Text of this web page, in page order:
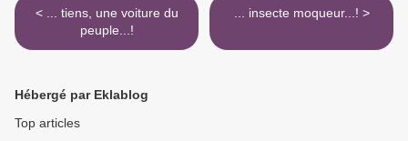
< ... tiens, une voiture du
peuple...!
... insecte moqueur...! >
Hébergé par Eklablog
Top articles